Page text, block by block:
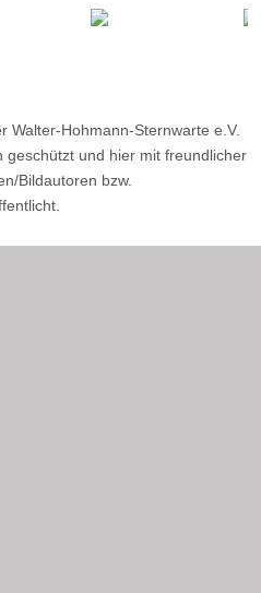
Walter-Hohmann-Sternwarte e.V.
geschützt und hier mit freundlicher
Bildautoren bzw.